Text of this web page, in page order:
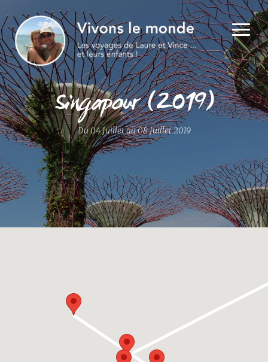
Singapour (2019)
Du 04 Juillet au 08 Juillet 2019